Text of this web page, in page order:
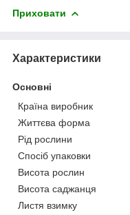
Приховати
Характеристики
Основні
Країна виробник
Життєва форма
Рід рослини
Спосіб упаковки
Висота рослин
Висота саджанця
Листя взимку